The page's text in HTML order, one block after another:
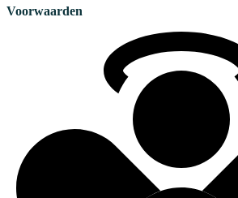
Voorwaarden